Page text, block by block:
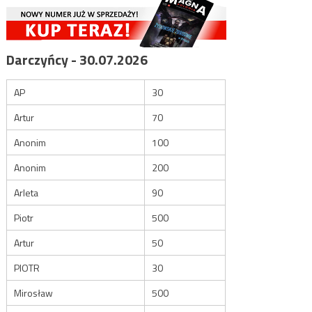
Darczyńcy - 30.07.2026
AP
30
Artur
70
Anonim
100
Anonim
200
Arleta
90
Piotr
500
Artur
50
PIOTR
30
Mirosław
500